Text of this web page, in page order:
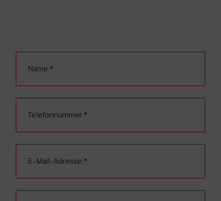
Name
Telefonnummer
E-Mail-Adresse